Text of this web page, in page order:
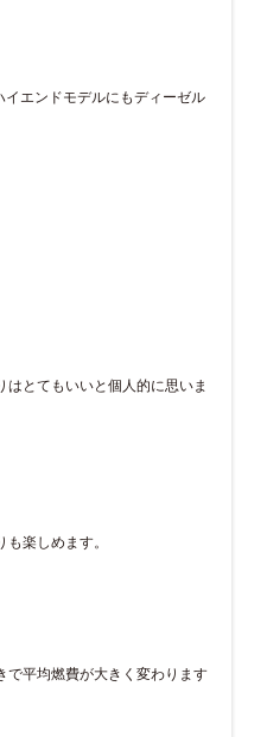
エンドモデルにもディーゼル
とてもいいと個人的に思いま
楽しめます。
で平均燃費が大きく変わります